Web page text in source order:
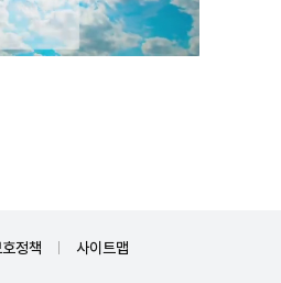
정책 사이트맵